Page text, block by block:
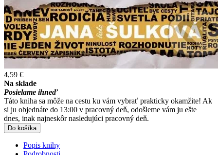
4,59 €
Na sklade
Posielame ihneď
Táto kniha sa môže na cestu ku vám vybrať prakticky okamžite! Ak
si ju objednáte do 13:00 v pracovný deň, odošleme vám ju ešte
dnes, inak najneskôr nasledujúci pracovný deň.
Do košíka
Popis knihy